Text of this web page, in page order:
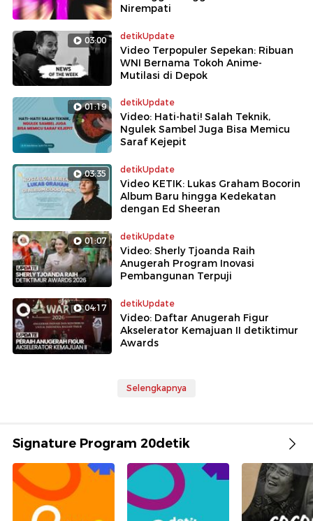
Nirempati
03:00 detikUpdate
Video Terpopuler Sepekan: Ribuan
WNI Bernama Tokoh Anime-
Mutilasi di Depok
01:19 detikUpdate
Video: Hati-hati! Salah Teknik,
Ngulek Sambel Juga Bisa Memicu
Saraf Kejepit
03:35 detikUpdate
Video KETIK: Lukas Graham Bocorin
Album Baru hingga Kedekatan
dengan Ed Sheeran
01:07 detikUpdate
Video: Sherly Tjoanda Raih
Anugerah Program Inovasi
Pembangunan Terpuji
04:17 detikUpdate
Video: Daftar Anugerah Figur
Akselerator Kemajuan II detiktimur
Awards
Selengkapnya
Signature Program 20detik